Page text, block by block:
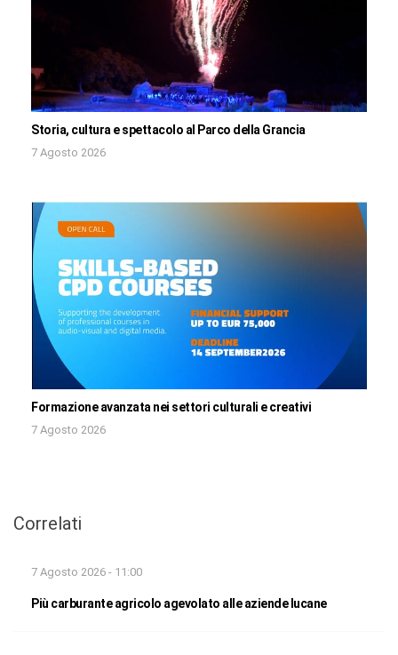
Storia, cultura e spettacolo al Parco della Grancia
7 Agosto 2026
Formazione avanzata nei settori culturali e creativi
7 Agosto 2026
Correlati
7 Agosto 2026 - 11:00
Più carburante agricolo agevolato alle aziende lucane